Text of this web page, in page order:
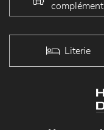
complément
Literie